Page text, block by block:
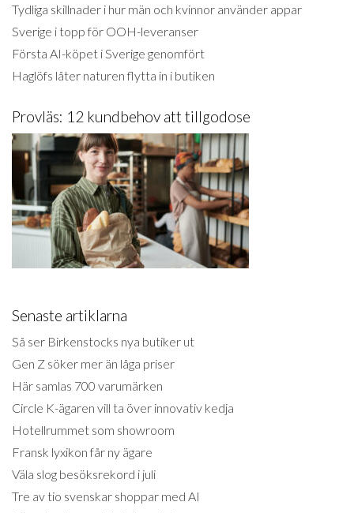
Tydliga skillnader i hur män och kvinnor använder appar
Sverige i topp för OOH-leveranser
Första AI-köpet i Sverige genomfört
Haglöfs låter naturen flytta in i butiken
Provläs: 12 kundbehov att tillgodose
Senaste artiklarna
Så ser Birkenstocks nya butiker ut
Gen Z söker mer än låga priser
Här samlas 700 varumärken
Circle K-ägaren vill ta över innovativ kedja
Hotellrummet som showroom
Fransk lyxikon får ny ägare
Väla slog besöksrekord i juli
Tre av tio svenskar shoppar med AI